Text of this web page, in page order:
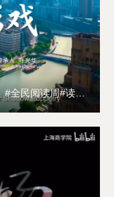
商管理、酒店管
业通过ACBSP国
过IFT专业认证。
质量发展。开展
实现教育部新工
覆盖。建设国家
本科课程32门、市
程思政示范团队
、上海高校党史
融合，提升了对非遗文化的感受和认知。 今天，让我们一同走近《非遗真人图书——七宝皮影戏》，赏阅光影帷幕下的人间故事。